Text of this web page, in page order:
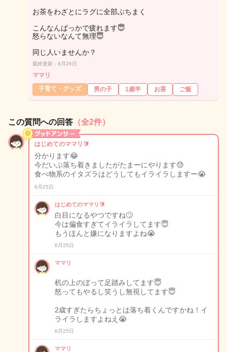
お茶をわざとにラグに全部ぶちまく
こんなんばっかで疲れます😇
怒らないなんて無理😇
同じ人いませんか？
最終更新：6月26日
ママリ
子育て・グッズ
男の子 1歳半 お茶 ご飯
この質問への回答 （全2件）
はじめてのママリ🔰
分かります😂
今だいぶ落ち着きましたがたまーにやります😓
食べ物系のイタズラはどうしてもイライラしますー😭
6月25日
はじめてのママリ🔰
白目になるやつですね🙄
今は偏食すぎてイライラしてます😇
もうほんと嫌になりますよね😭
6月25日
ママリ
机の上のぼって足踏みしてます😇
怒ってもやるし笑うし無視してます😇
2歳すぎたらちょっとは落ち着くんですかね！イ
ライラしますよねえ😭
6月25日
ママリ